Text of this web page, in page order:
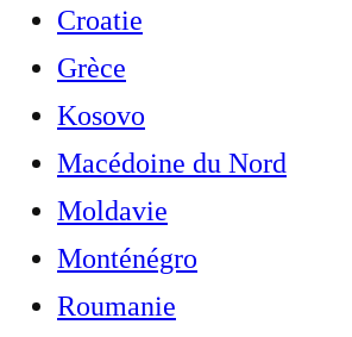
Croatie
Grèce
Kosovo
Macédoine du Nord
Moldavie
Monténégro
Roumanie